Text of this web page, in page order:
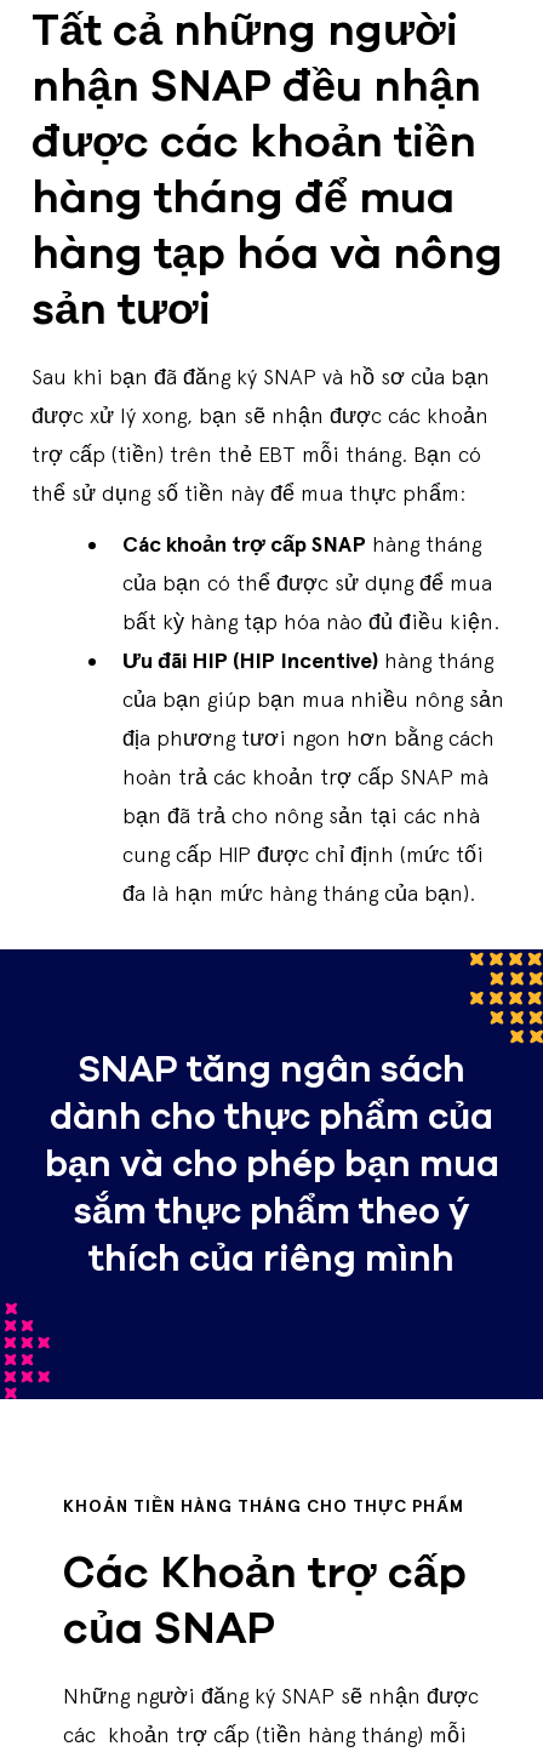
Tất cả những người
nhận SNAP đều nhận
được các khoản tiền
hàng tháng để mua
hàng tạp hóa và nông
sản tươi
Sau khi bạn đã đăng ký SNAP và hồ sơ của bạn
được xử lý xong, bạn sẽ nhận được các khoản
trợ cấp (tiền) trên thẻ EBT mỗi tháng. Bạn có
thể sử dụng số tiền này để mua thực phẩm:
Các khoản trợ cấp SNAP hàng tháng
của bạn có thể được sử dụng để mua
bất kỳ hàng tạp hóa nào đủ điều kiện.
Ưu đãi HIP (HIP Incentive) hàng tháng
của bạn giúp bạn mua nhiều nông sản
địa phương tươi ngon hơn bằng cách
hoàn trả các khoản trợ cấp SNAP mà
bạn đã trả cho nông sản tại các nhà
cung cấp HIP được chỉ định (mức tối
đa là hạn mức hàng tháng của bạn).
SNAP tăng ngân sách
dành cho thực phẩm của
bạn và cho phép bạn mua
sắm thực phẩm theo ý
thích của riêng mình
KHOẢN TIỀN HÀNG THÁNG CHO THỰC PHẨM
Các Khoản trợ cấp
của SNAP
Những người đăng ký SNAP sẽ nhận được
các khoản trợ cấp (tiền hàng tháng) mỗi